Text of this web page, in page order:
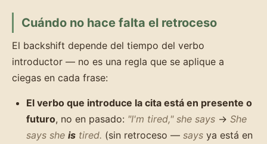
Cuándo no hace falta el retroceso
El backshift depende del tiempo del verbo
introductor — no es una regla que se aplique a
ciegas en cada frase:
El verbo que introduce la cita está en presente o
futuro, no en pasado: "I'm tired," she says → She
says she is tired. (sin retroceso — says ya está en